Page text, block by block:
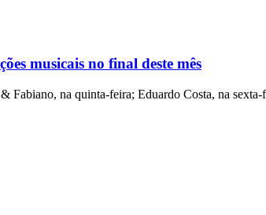
musicais no final deste mês
Fabiano, na quinta-feira; Eduardo Costa, na